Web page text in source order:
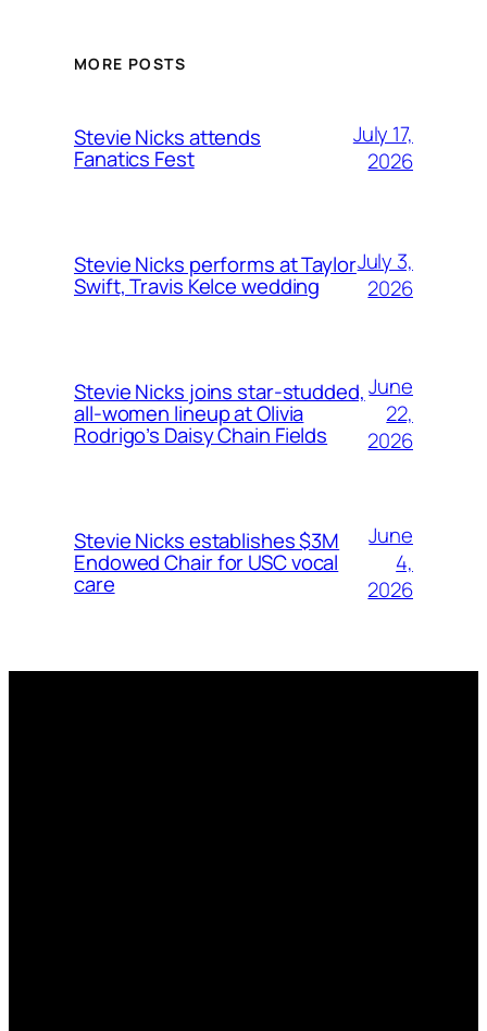
MORE POSTS
Stevie Nicks attends
Fanatics Fest
July 17,
2026
Stevie Nicks performs at Taylor
Swift, Travis Kelce wedding
July 3,
2026
Stevie Nicks joins star-studded,
all-women lineup at Olivia
Rodrigo’s Daisy Chain Fields
June
22,
2026
Stevie Nicks establishes $3M
Endowed Chair for USC vocal
care
June
4,
2026